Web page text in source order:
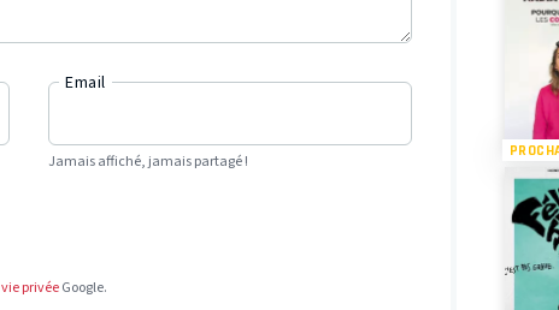
Email
Jamais affiché, jamais partagé !
vie privéeGoogle.